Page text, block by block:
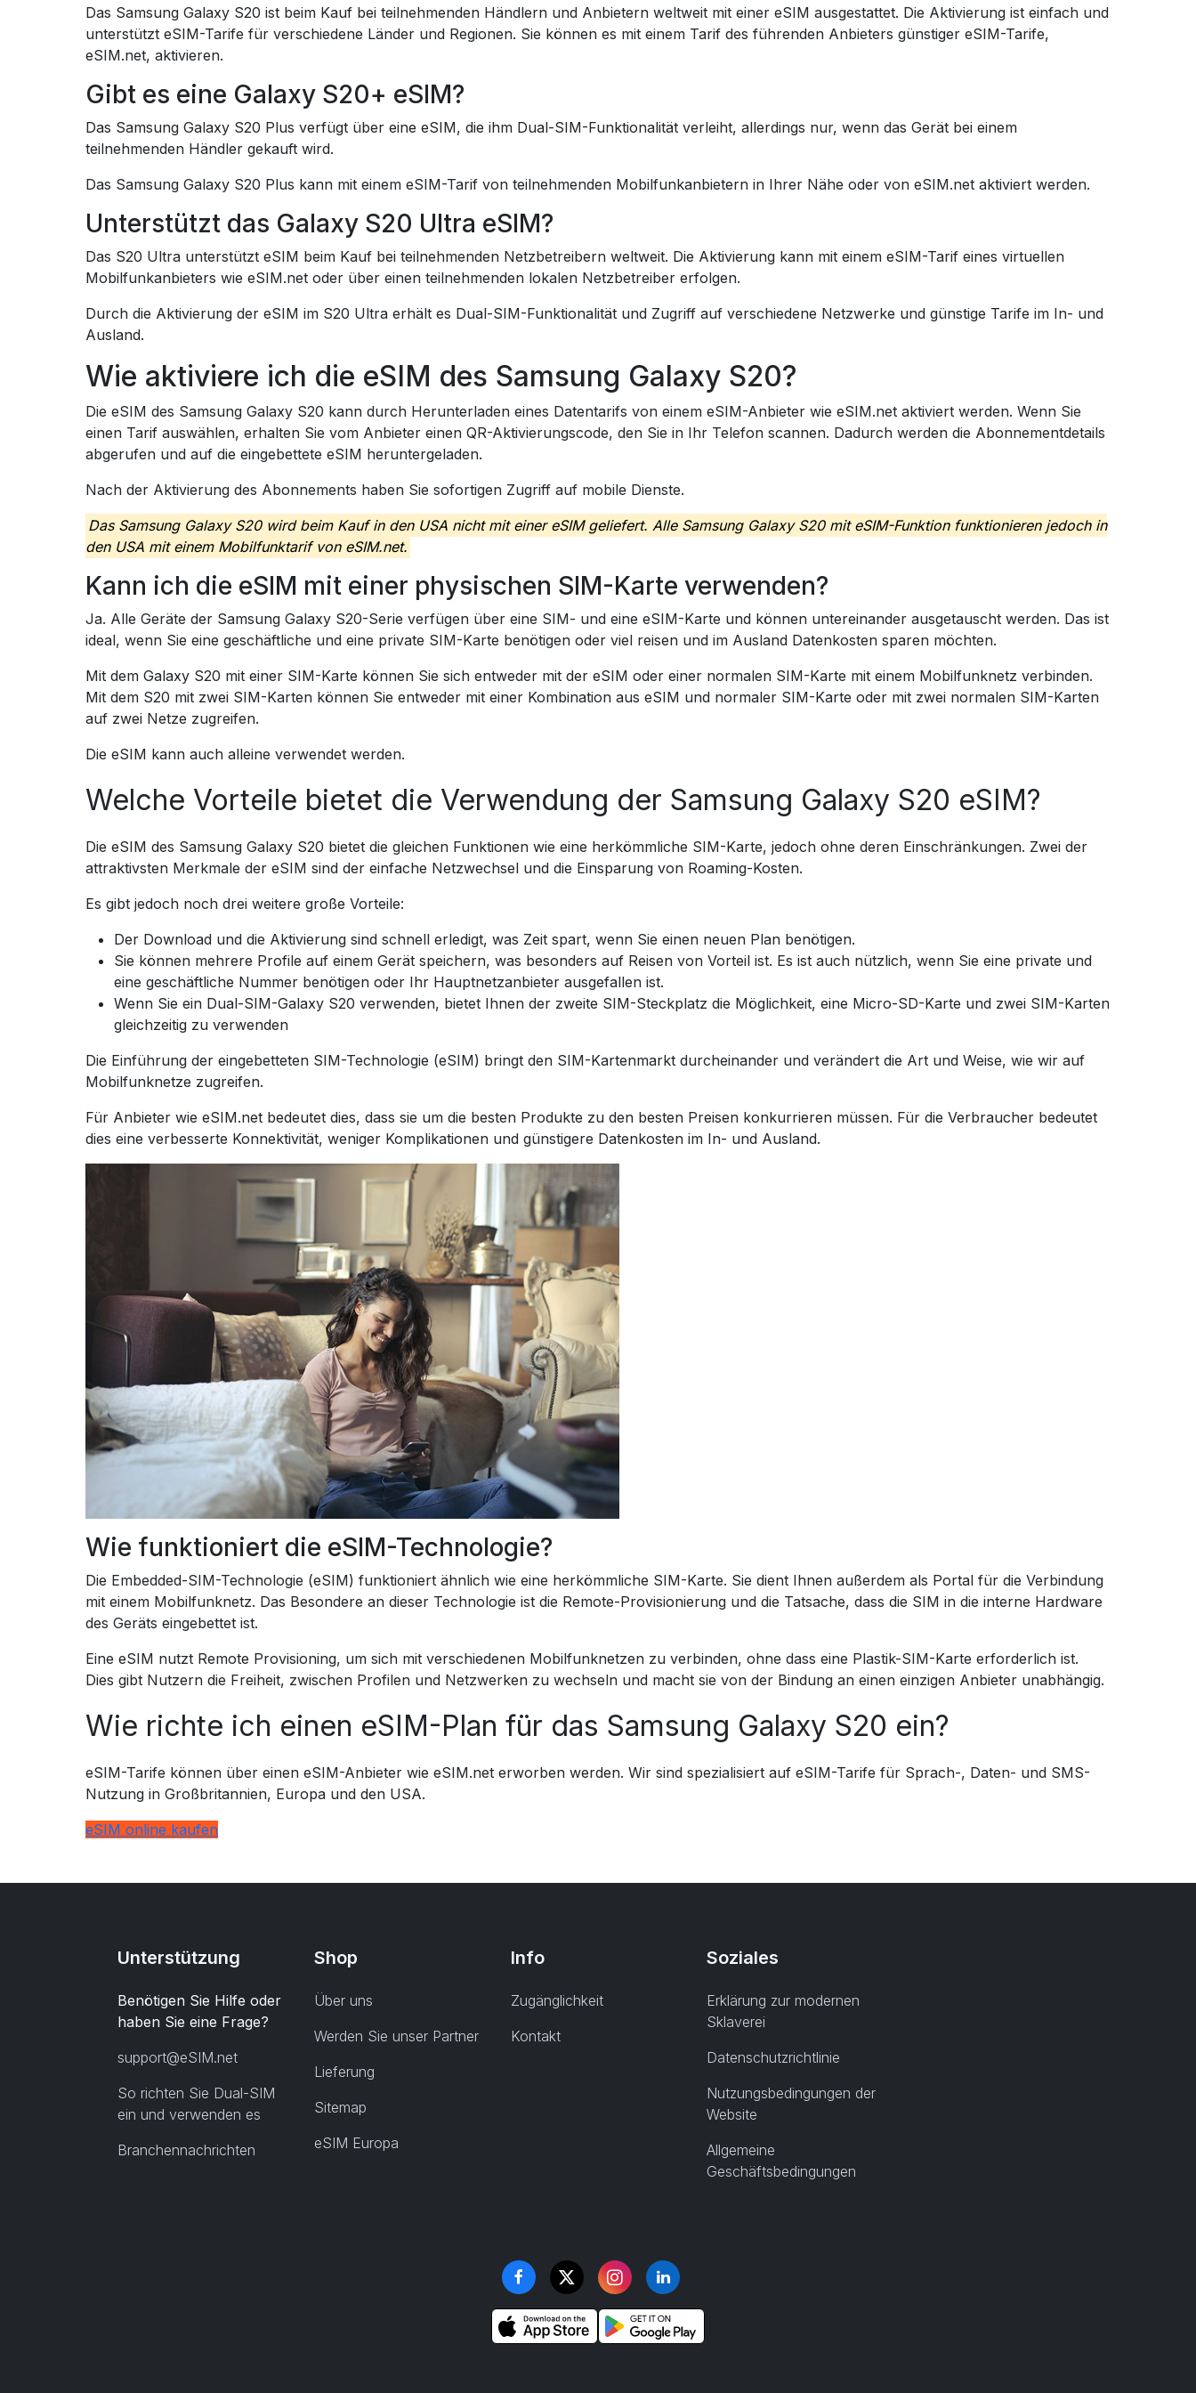
Das Samsung Galaxy S20 ist beim Kauf bei teilnehmenden Händlern und Anbietern weltweit mit einer eSIM ausgestattet. Die Aktivierung ist einfach und
unterstützt eSIM-Tarife für verschiedene Länder und Regionen. Sie können es mit einem Tarif des führenden Anbieters günstiger eSIM-Tarife,
eSIM.net, aktivieren.
Gibt es eine Galaxy S20+ eSIM?
Das Samsung Galaxy S20 Plus verfügt über eine eSIM, die ihm Dual-SIM-Funktionalität verleiht, allerdings nur, wenn das Gerät bei einem
teilnehmenden Händler gekauft wird.
Das Samsung Galaxy S20 Plus kann mit einem eSIM-Tarif von teilnehmenden Mobilfunkanbietern in Ihrer Nähe oder von eSIM.net aktiviert werden.
Unterstützt das Galaxy S20 Ultra eSIM?
Das S20 Ultra unterstützt eSIM beim Kauf bei teilnehmenden Netzbetreibern weltweit. Die Aktivierung kann mit einem eSIM-Tarif eines virtuellen
Mobilfunkanbieters wie eSIM.net oder über einen teilnehmenden lokalen Netzbetreiber erfolgen.
Durch die Aktivierung der eSIM im S20 Ultra erhält es Dual-SIM-Funktionalität und Zugriff auf verschiedene Netzwerke und günstige Tarife im In- und
Ausland.
Wie aktiviere ich die eSIM des Samsung Galaxy S20?
Die eSIM des Samsung Galaxy S20 kann durch Herunterladen eines Datentarifs von einem eSIM-Anbieter wie eSIM.net aktiviert werden. Wenn Sie
einen Tarif auswählen, erhalten Sie vom Anbieter einen QR-Aktivierungscode, den Sie in Ihr Telefon scannen. Dadurch werden die Abonnementdetails
abgerufen und auf die eingebettete eSIM heruntergeladen.
Nach der Aktivierung des Abonnements haben Sie sofortigen Zugriff auf mobile Dienste.
Das Samsung Galaxy S20 wird beim Kauf in den USA nicht mit einer eSIM geliefert. Alle Samsung Galaxy S20 mit eSIM-Funktion funktionieren jedoch in
den USA mit einem Mobilfunktarif von eSIM.net.
Kann ich die eSIM mit einer physischen SIM-Karte verwenden?
Ja. Alle Geräte der Samsung Galaxy S20-Serie verfügen über eine SIM- und eine eSIM-Karte und können untereinander ausgetauscht werden. Das ist
ideal, wenn Sie eine geschäftliche und eine private SIM-Karte benötigen oder viel reisen und im Ausland Datenkosten sparen möchten.
Mit dem Galaxy S20 mit einer SIM-Karte können Sie sich entweder mit der eSIM oder einer normalen SIM-Karte mit einem Mobilfunknetz verbinden.
Mit dem S20 mit zwei SIM-Karten können Sie entweder mit einer Kombination aus eSIM und normaler SIM-Karte oder mit zwei normalen SIM-Karten
auf zwei Netze zugreifen.
Die eSIM kann auch alleine verwendet werden.
Welche Vorteile bietet die Verwendung der Samsung Galaxy S20 eSIM?
Die eSIM des Samsung Galaxy S20 bietet die gleichen Funktionen wie eine herkömmliche SIM-Karte, jedoch ohne deren Einschränkungen. Zwei der
attraktivsten Merkmale der eSIM sind der einfache Netzwechsel und die Einsparung von Roaming-Kosten.
Es gibt jedoch noch drei weitere große Vorteile:
Der Download und die Aktivierung sind schnell erledigt, was Zeit spart, wenn Sie einen neuen Plan benötigen.
Sie können mehrere Profile auf einem Gerät speichern, was besonders auf Reisen von Vorteil ist. Es ist auch nützlich, wenn Sie eine private und
eine geschäftliche Nummer benötigen oder Ihr Hauptnetzanbieter ausgefallen ist.
Wenn Sie ein Dual-SIM-Galaxy S20 verwenden, bietet Ihnen der zweite SIM-Steckplatz die Möglichkeit, eine Micro-SD-Karte und zwei SIM-Karten
gleichzeitig zu verwenden
Die Einführung der eingebetteten SIM-Technologie (eSIM) bringt den SIM-Kartenmarkt durcheinander und verändert die Art und Weise, wie wir auf
Mobilfunknetze zugreifen.
Für Anbieter wie eSIM.net bedeutet dies, dass sie um die besten Produkte zu den besten Preisen konkurrieren müssen. Für die Verbraucher bedeutet
dies eine verbesserte Konnektivität, weniger Komplikationen und günstigere Datenkosten im In- und Ausland.
Wie funktioniert die eSIM-Technologie?
Die Embedded-SIM-Technologie (eSIM) funktioniert ähnlich wie eine herkömmliche SIM-Karte. Sie dient Ihnen außerdem als Portal für die Verbindung
mit einem Mobilfunknetz. Das Besondere an dieser Technologie ist die Remote-Provisionierung und die Tatsache, dass die SIM in die interne Hardware
des Geräts eingebettet ist.
Eine eSIM nutzt Remote Provisioning, um sich mit verschiedenen Mobilfunknetzen zu verbinden, ohne dass eine Plastik-SIM-Karte erforderlich ist.
Dies gibt Nutzern die Freiheit, zwischen Profilen und Netzwerken zu wechseln und macht sie von der Bindung an einen einzigen Anbieter unabhängig.
Wie richte ich einen eSIM-Plan für das Samsung Galaxy S20 ein?
eSIM-Tarife können über einen eSIM-Anbieter wie eSIM.net erworben werden. Wir sind spezialisiert auf eSIM-Tarife für Sprach-, Daten- und SMS-
Nutzung in Großbritannien, Europa und den USA.
eSIM online kaufen
Unterstützung
Benötigen Sie Hilfe oder
haben Sie eine Frage?
support@eSIM.net
So richten Sie Dual-SIM
ein und verwenden es
Branchennachrichten
Shop
Über uns
Werden Sie unser Partner
Lieferung
Sitemap
eSIM Europa
Info
Zugänglichkeit
Kontakt
Soziales
Erklärung zur modernen
Sklaverei
Datenschutzrichtlinie
Nutzungsbedingungen der
Website
Allgemeine
Geschäftsbedingungen